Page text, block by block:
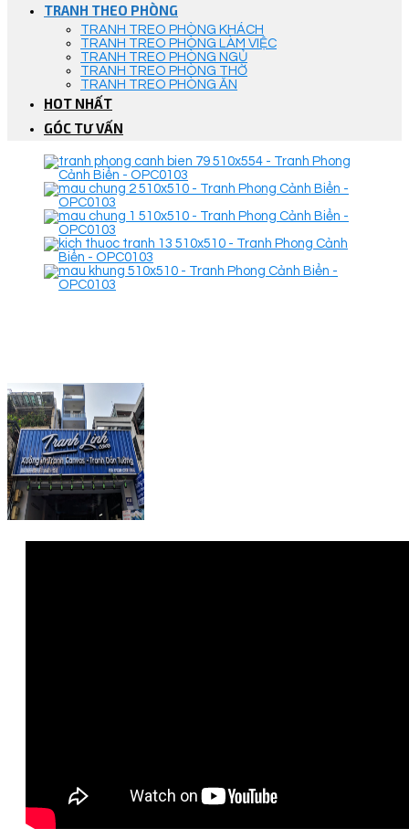
TRANH THEO PHÒNG
TRANH TREO PHÒNG KHÁCH
TRANH TREO PHÒNG LÀM VIỆC
TRANH TREO PHÒNG NGỦ
TRANH TREO PHÒNG THỜ
TRANH TREO PHÒNG ĂN
HOT NHẤT
GÓC TƯ VẤN